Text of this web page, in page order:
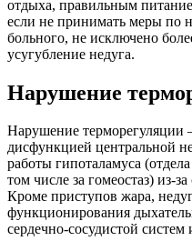
отдыха, правильным
если не принимать меры по
больного, не исключено
усугубление недуга.
Нарушение
Нарушение терморегуляции
дисфункцией центральной
работы гипоталамуса
том числе за гомеостаз) из-
Кроме приступов жара,
функционирования
сердечно-сосудистой систем